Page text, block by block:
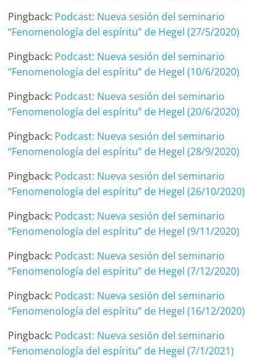
Pingback: Podcast: Nueva sesión del seminario
“Fenomenología del espíritu” de Hegel (27/5/2020)
Pingback: Podcast: Nueva sesión del seminario
“Fenomenología del espíritu” de Hegel (10/6/2020)
Pingback: Podcast: Nueva sesión del seminario
“Fenomenología del espíritu” de Hegel (20/6/2020)
Pingback: Podcast: Nueva sesión del seminario
“Fenomenología del espíritu” de Hegel (28/9/2020)
Pingback: Podcast: Nueva sesión del seminario
“Fenomenología del espíritu” de Hegel (26/10/2020)
Pingback: Podcast: Nueva sesión del seminario
“Fenomenología del espíritu” de Hegel (9/11/2020)
Pingback: Podcast: Nueva sesión del seminario
“Fenomenología del espíritu” de Hegel (7/12/2020)
Pingback: Podcast: Nueva sesión del seminario
“Fenomenología del espíritu” de Hegel (16/12/2020)
Pingback: Podcast: Nueva sesión del seminario
“Fenomenología del espíritu” de Hegel (7/1/2021)